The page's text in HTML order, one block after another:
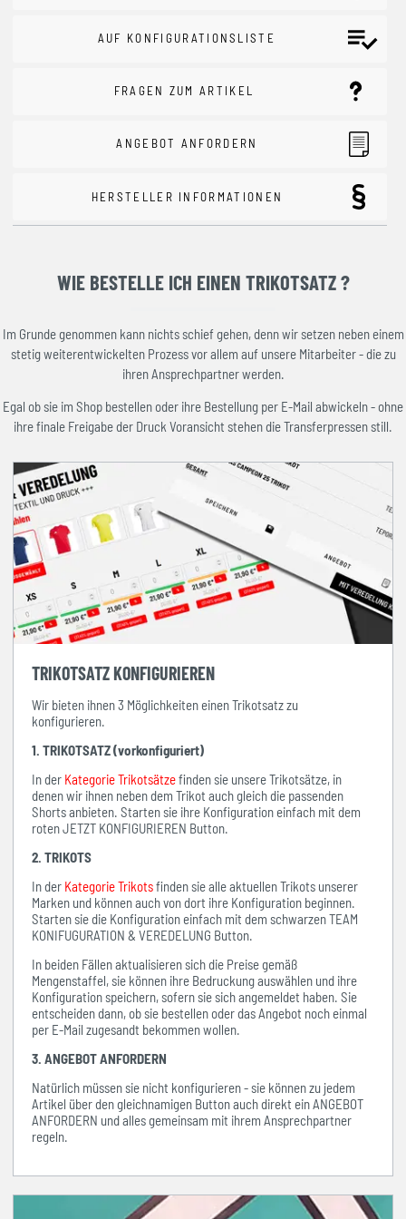
AUF KONFIGURATIONSLISTE
FRAGEN ZUM ARTIKEL
ANGEBOT ANFORDERN
HERSTELLER INFORMATIONEN
WIE BESTELLE ICH EINEN TRIKOTSATZ ?
Im Grunde genommen kann nichts schief gehen, denn wir setzen neben einem
stetig weiterentwickelten Prozess vor allem auf unsere Mitarbeiter - die zu
ihren Ansprechpartner werden.
Egal ob sie im Shop bestellen oder ihre Bestellung per E-Mail abwickeln - ohne
ihre finale Freigabe der Druck Voransicht stehen die Transferpressen still.
TRIKOTSATZ KONFIGURIEREN
Wir bieten ihnen 3 Möglichkeiten einen Trikotsatz zu
konfigurieren.
1. TRIKOTSATZ (vorkonfiguriert)
In der Kategorie Trikotsätzefinden sie unsere Trikotsätze, in
denen wir ihnen neben dem Trikot auch gleich die passenden
Shorts anbieten. Starten sie ihre Konfiguration einfach mit dem
roten JETZT KONFIGURIEREN Button.
2. TRIKOTS
In der Kategorie Trikotsfinden sie alle aktuellen Trikots unserer
Marken und können auch von dort ihre Konfiguration beginnen.
Starten sie die Konfiguration einfach mit dem schwarzen TEAM
KONIFUGURATION & VEREDELUNG Button.
In beiden Fällen aktualisieren sich die Preise gemäß
Mengenstaffel, sie können ihre Bedruckung auswählen und ihre
Konfiguration speichern, sofern sie sich angemeldet haben. Sie
entscheiden dann, ob sie bestellen oder das Angebot noch einmal
per E-Mail zugesandt bekommen wollen.
3. ANGEBOT ANFORDERN
Natürlich müssen sie nicht konfigurieren - sie können zu jedem
Artikel über den gleichnamigen Button auch direkt ein ANGEBOT
ANFORDERN und alles gemeinsam mit ihrem Ansprechpartner
regeln.